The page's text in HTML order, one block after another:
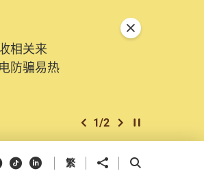
相关来
防骗易热
上一个
1/2 下一个开始/暂停幻灯
关闭特別通告
Youtube
抖音领英 繁 分享到 开启搜寻框